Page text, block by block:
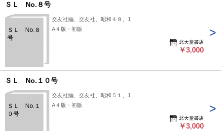
ＳＬ No.８号
ＳＬ No.８
号
交友社編、交友社、昭和４８、1
A４版・初版
北天堂書店
￥3,000
ＳＬ No.１０号
ＳＬ No.１
０号
交友社編、交友社、昭和５１、1
A４版・初版
北天堂書店
￥3,000